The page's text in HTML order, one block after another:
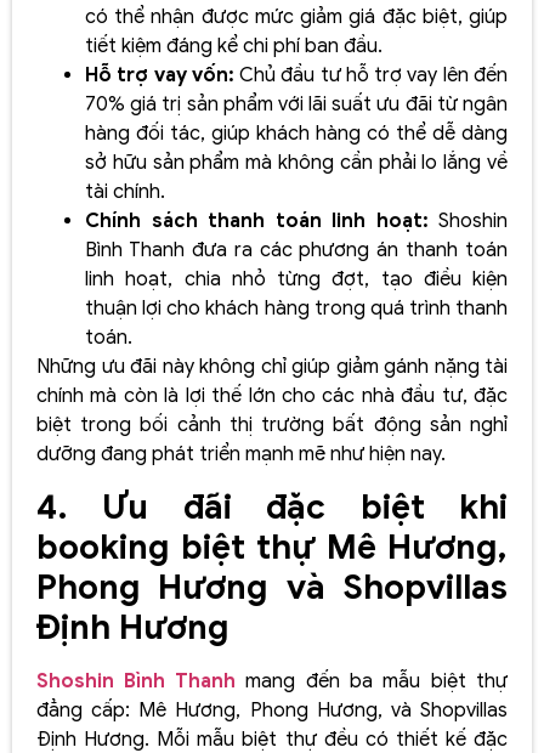
có thể nhận được mức giảm giá đặc biệt, giúp
tiết kiệm đáng kể chi phí ban đầu.
Hỗ trợ vay vốn: Chủ đầu tư hỗ trợ vay lên đến
70% giá trị sản phẩm với lãi suất ưu đãi từ ngân
hàng đối tác, giúp khách hàng có thể dễ dàng
sở hữu sản phẩm mà không cần phải lo lắng về
tài chính.
Chính sách thanh toán linh hoạt: Shoshin
Bình Thanh đưa ra các phương án thanh toán
linh hoạt, chia nhỏ từng đợt, tạo điều kiện
thuận lợi cho khách hàng trong quá trình thanh
toán.
Những ưu đãi này không chỉ giúp giảm gánh nặng tài
chính mà còn là lợi thế lớn cho các nhà đầu tư, đặc
biệt trong bối cảnh thị trường bất động sản nghỉ
dưỡng đang phát triển mạnh mẽ như hiện nay.
4. Ưu đãi đặc biệt khi
booking biệt thự Mê Hương,
Phong Hương và Shopvillas
Định Hương
Shoshin Bình Thanh mang đến ba mẫu biệt thự
đẳng cấp: Mê Hương, Phong Hương, và Shopvillas
Định Hương. Mỗi mẫu biệt thự đều có thiết kế đặc